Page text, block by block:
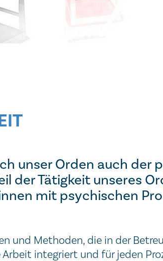
unser Orden auch der
der Tätig­keit un­se­res
mit psy­chi­schen
und Me­tho­den, die in der
Ar­beit in­te­griert und für je­den